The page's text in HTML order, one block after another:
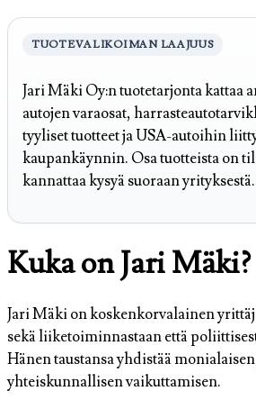
TUOTEVALIKOIMAN LAAJUUS
Jari Mäki Oy:n tuotetarjonta kattaa
autojen varaosat,
tyyliset tuotteet ja USA-autoihin
kaupankäynnin. Osa tuotteista on
kannattaa kysyä suoraan yrityksestä.
Kuka on Jari Mäki?
Jari Mäki on koskenkorvalainen
sekä liiketoiminnastaan että
Hänen taustansa yhdistää
yhteiskunnallisen vaikuttamisen.